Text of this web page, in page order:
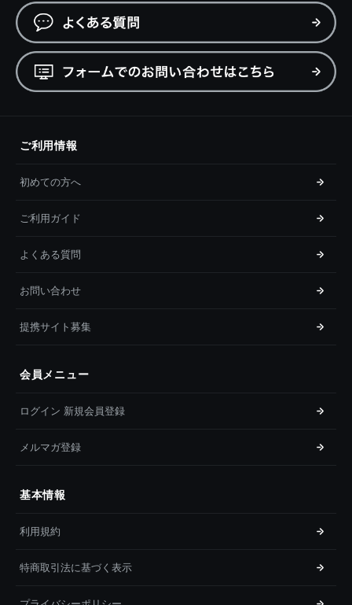
ご利用情報
初めての方へ
ご利用ガイド
よくある質問
お問い合わせ
提携サイト募集
会員メニュー
ログイン 新規会員登録
メルマガ登録
基本情報
利用規約
特商取引法に基づく表示